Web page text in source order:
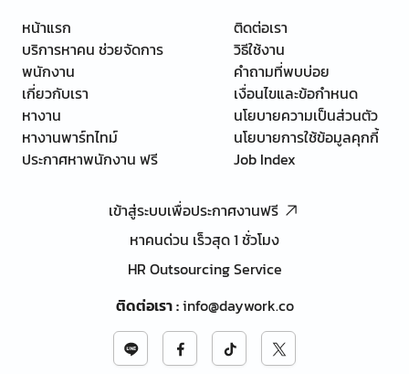
หน้าแรก
บริการหาคน ช่วยจัดการ
พนักงาน
เกี่ยวกับเรา
หางาน
หางานพาร์ทไทม์
ประกาศหาพนักงาน ฟรี
ติดต่อเรา
วิธีใช้งาน
คำถามที่พบบ่อย
เงื่อนไขและข้อกำหนด
นโยบายความเป็นส่วนตัว
นโยบายการใช้ข้อมูลคุกกี้
Job Index
เข้าสู่ระบบเพื่อประกาศงานฟรี
หาคนด่วน เร็วสุด 1 ชั่วโมง
HR Outsourcing Service
ติดต่อเรา:info@daywork.co